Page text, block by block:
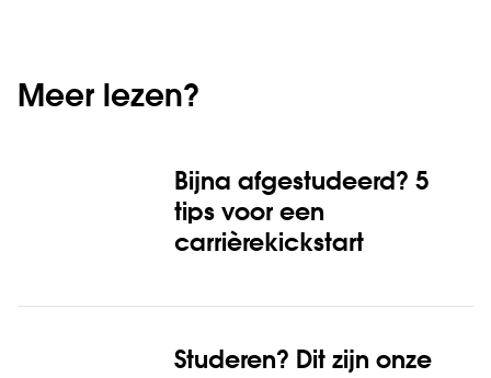
Meer lezen?
Bijna afgestudeerd? 5
tips voor een
carrièrekickstart
Studeren? Dit zijn onze